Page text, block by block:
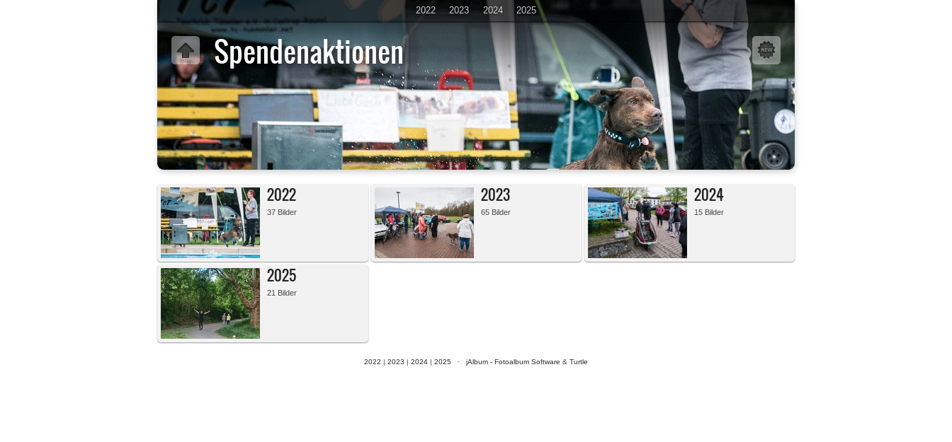
2022 2023 2024 2025
Spendenaktionen
2022
37 Bilder
2023
65 Bilder
2024
15 Bilder
2025
21 Bilder
2022 | 2023 | 2024 | 2025 · jAlbum - Fotoalbum Software & Turtle